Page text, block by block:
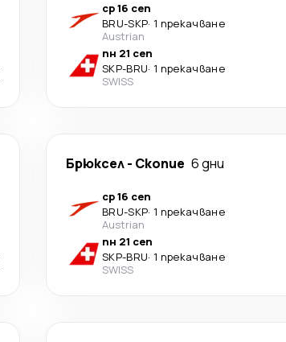
ср 16 сеп
BRU-SKP· 1 прекачване
Austrian
пн 21 сеп
SKP-BRU· 1 прекачване
SWISS
Брюксел- Скопие 6 дни
ср 16 сеп
BRU-SKP· 1 прекачване
Austrian
пн 21 сеп
SKP-BRU· 1 прекачване
SWISS